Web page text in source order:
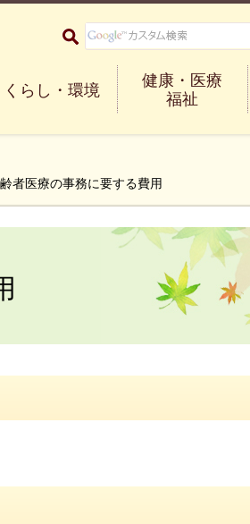
くらし・環境
健康・医療
福祉
者医療の事務に要する費用